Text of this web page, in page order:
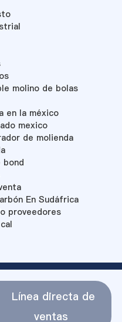
molino de bolas
en la méxico
mexico
de molienda
bond
En Sudáfrica
proveedores
Línea directa de
ventas